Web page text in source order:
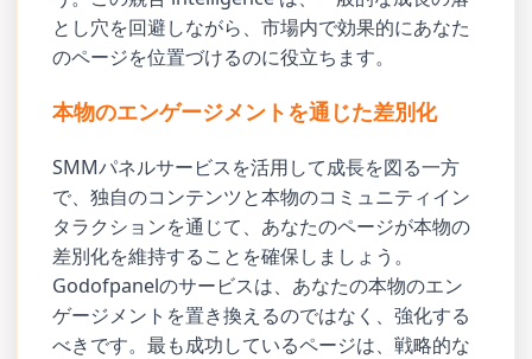
とし穴を回避しながら、市場内で効果的にあなた
のページを位置づけるのに役立ちます。
本物のエンゲージメントを通じた差別化
SMMパネルサービスを活用して成長を図る一方
で、独自のコンテンツと本物のコミュニティイン
タラクションを通じて、あなたのページが本物の
差別化を維持することを確保しましょう。
Godofpanelのサービスは、あなたの本物のエン
ゲージメントを置き換えるのではなく、強化する
べきです。最も成功しているページは、戦略的な